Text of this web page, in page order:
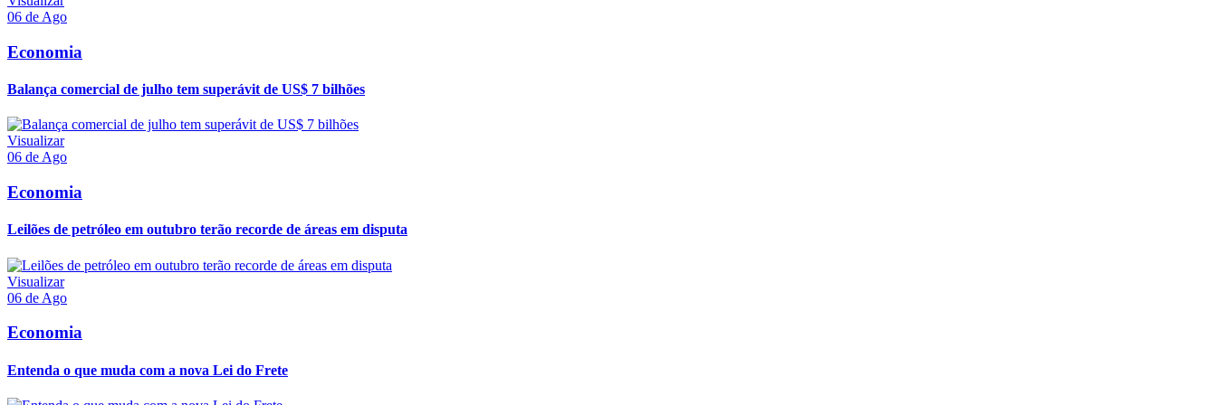
06 de Ago
Economia
Balança comercial de julho tem superávit de US$ 7 bilhões
Visualizar
06 de Ago
Economia
Leilões de petróleo em outubro terão recorde de áreas em disputa
Visualizar
06 de Ago
Economia
Entenda o que muda com a nova Lei do Frete